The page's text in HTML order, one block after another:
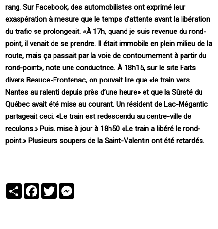
rang. Sur Facebook, des automobilistes ont exprimé leur
exaspération à mesure que le temps d’attente avant la libération
du trafic se prolongeait. «À 17h, quand je suis revenue du rond-
point, il venait de se prendre. Il était immobile en plein milieu de la
route, mais ça passait par la voie de contournement à partir du
rond-point», note une conductrice. À 18h15, sur le site Faits
divers Beauce-Frontenac, on pouvait lire que «le train vers
Nantes au ralenti depuis près d’une heure» et que la Sûreté du
Québec avait été mise au courant. Un résident de Lac-Mégantic
partageait ceci: «Le train est redescendu au centre-ville de
reculons.» Puis, mise à jour à 18h50 «Le train a libéré le rond-
point.» Plusieurs soupers de la Saint-Valentin ont été retardés.
PartagerFacebook
Twitter